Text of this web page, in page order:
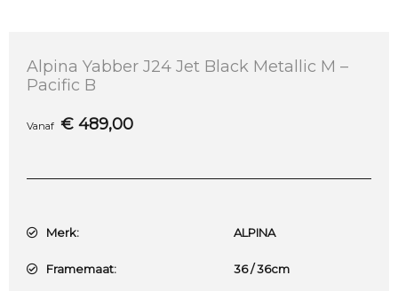
Alpina Yabber J24 Jet Black Metallic M –
Pacific B
Vanaf € 489,00
Merk: ALPINA
Framemaat: 36 / 36cm